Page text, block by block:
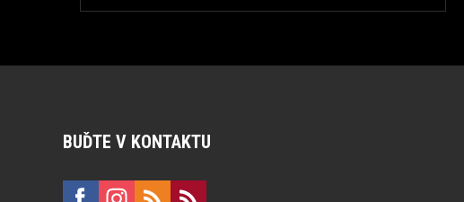
BUĎTE V KONTAKTU